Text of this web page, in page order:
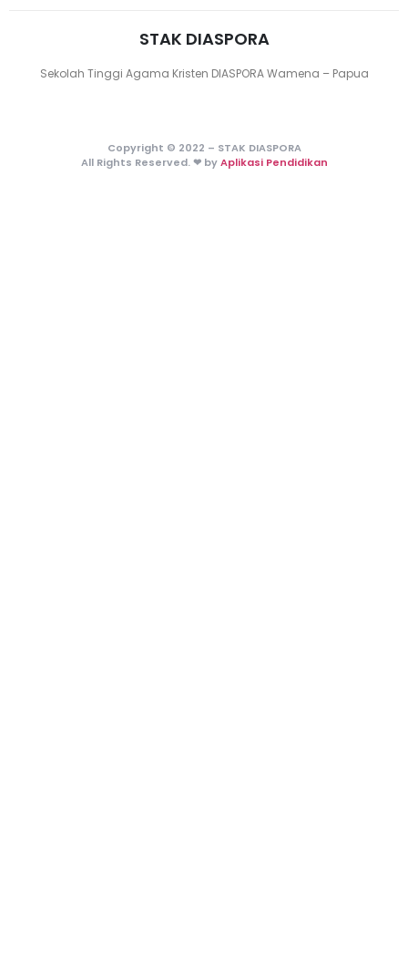
STAK DIASPORA
Sekolah Tinggi Agama Kristen DIASPORA Wamena – Papua
Copyright © 2022 – STAK DIASPORA
All Rights Reserved. ❤ byAplikasi Pendidikan